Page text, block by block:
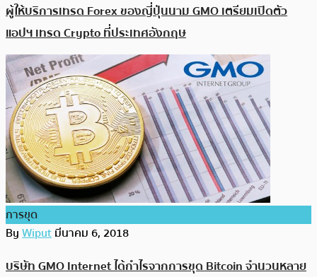
ผู้ให้บริการเทรด Forex ของญี่ปุ่นนาม GMO เตรียมเปิดตัว
แอปฯ เทรด Crypto ที่ประเทศอังกฤษ
การขุด
ByWiputมีนาคม 6, 2018
บริษัท GMO Internet ได้กำไรจากการขุด Bitcoin จำนวนหลาย